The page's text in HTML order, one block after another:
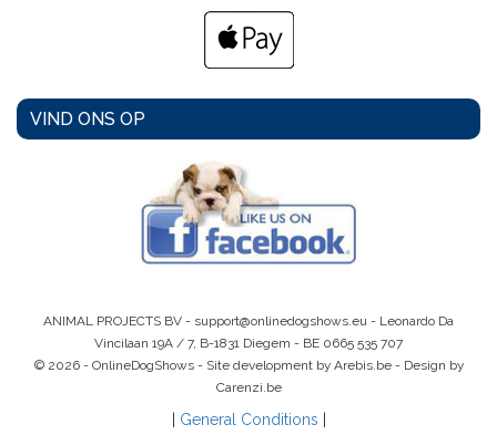
VIND ONS OP
ANIMAL PROJECTS BV - support@onlinedogshows.eu - Leonardo Da
Vincilaan 19A / 7, B-1831 Diegem - BE 0665 535 707
© 2026 - OnlineDogShows - Site development by Arebis.be - Design by
Carenzi.be
General Conditions